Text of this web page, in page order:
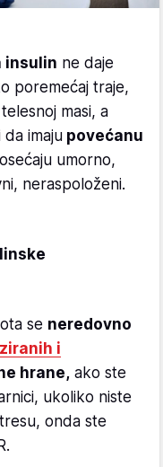
insulin ne daje
poremećaj traje,
masi, a
imaju povećanu
umorno,
neraspoloženi.
se neredovno
i
hrane, ako ste
ukoliko niste
onda ste